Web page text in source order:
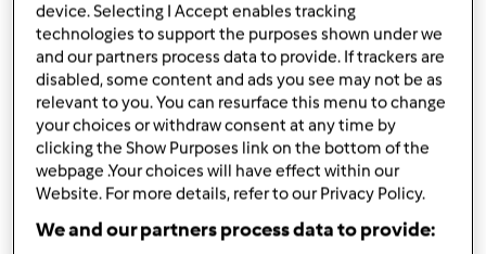
1pitada de sal
Leite creme
1000gleite
6gemas de ovo
200gaçúcar
40gfarinha maizena/ amido de milho
1casca de limão
device. Selecting I Accept enables tracking
technologies to support the purposes shown under we
and our partners process data to provide. If trackers are
disabled, some content and ads you see may not be as
relevant to you. You can resurface this menu to change
your choices or withdraw consent at any time by
clicking the Show Purposes link on the bottom of the
webpage .Your choices will have effect within our
Website. For more details, refer to our Privacy Policy.
We and our partners process data to provide: